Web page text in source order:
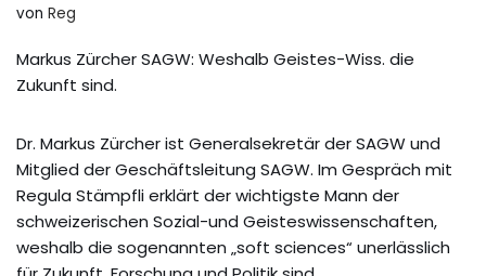
von Reg
Markus Zürcher SAGW: Weshalb Geistes-Wiss. die
Zukunft sind.
Dr. Markus Zürcher ist Generalsekretär der SAGW und
Mitglied der Geschäftsleitung SAGW. Im Gespräch mit
Regula Stämpfli erklärt der wichtigste Mann der
schweizerischen Sozial-und Geisteswissenschaften,
weshalb die sogenannten „soft sciences“ unerlässlich